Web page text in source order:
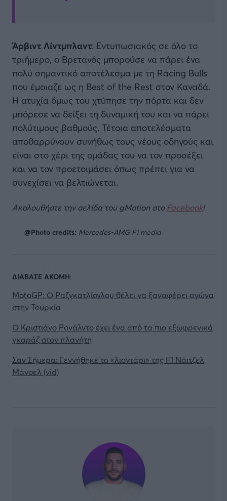
Άρβιντ Λίντμπλαντ: Εντυπωσιακός σε όλο το
τριήμερο, ο Βρετανός μπορούσε να πάρει ένα
πολύ σημαντικό αποτέλεσμα με τη Racing Bulls
που έμοιαζε ως η Best of the Rest στον Καναδά.
Η ατυχία όμως του χτύπησε την πόρτα και δεν
μπόρεσε να δείξει τη δυναμική του και να πάρει
πολύτιμους βαθμούς. Τέτοια αποτελέσματα
αποθαρρύνουν συνήθως τους νέους οδηγούς και
είναι στο χέρι της ομάδας του να τον προσέξει
και να τον προετοιμάσει όπως πρέπει για να
συνεχίσει να βελτιώνεται.
Ακολουθήστε την σελίδα του gMotion στο Facebook!
@Photo credits: Mercedes-AMG F1 media
ΔΙΑΒΑΣΕ ΑΚΟΜΗ:
MotoGP: Ο Ραζγκατλίογλου θέλει να ξαναφέρει αγώνα
στην Τουρκία
Ο Κριστιάνο Ρονάλντο έχει ένα από τα πιο εξωφρενικά
γκαράζ στον πλανήτη
Σαν Σήμερα: Γεννήθηκε το «λιοντάρι» της F1 Νάιτζελ
Μάνσελ (vid)